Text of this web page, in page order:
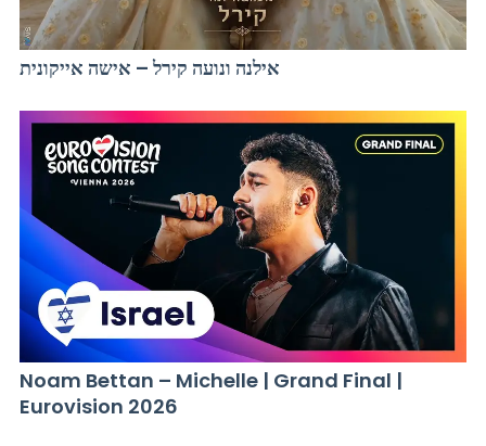
אילנה ונועה קירל – אישה אייקונית
Noam Bettan – Michelle | Grand Final |
Eurovision 2026